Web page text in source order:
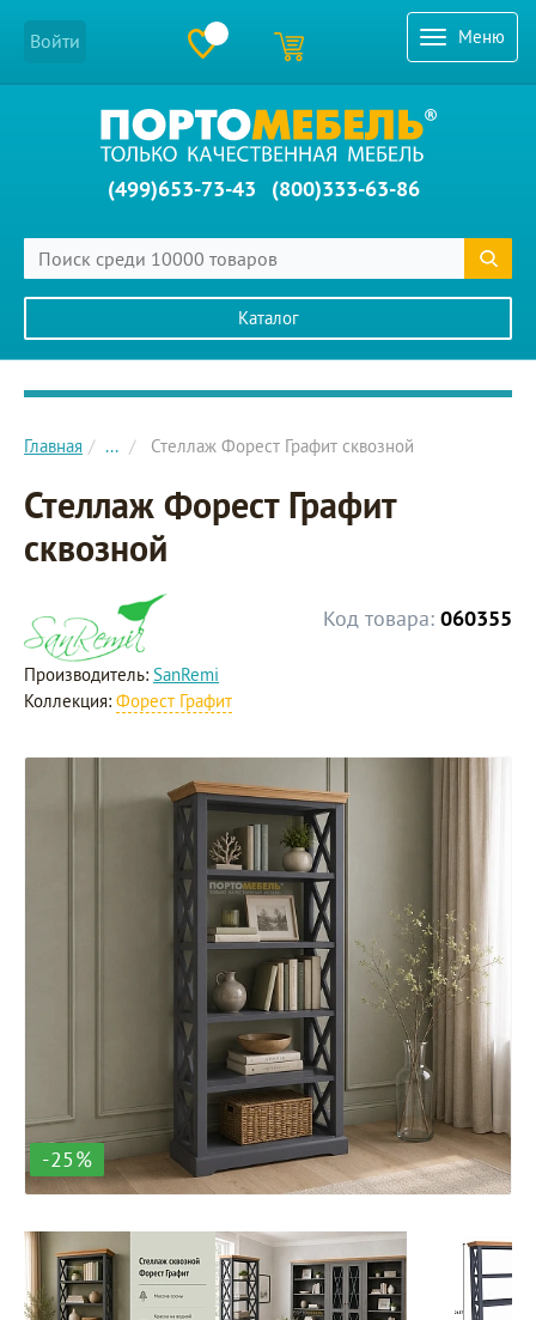
Меню
Войти
(499)653-73-43 (800)333-63-86
Каталог
Главное меню сайта
Главная ... Стеллаж Форест Графит сквозной
Стеллаж Форест Графит
сквозной
Код товара: 060355
Производитель: SanRemi
Коллекция: Форест Графит
-25%